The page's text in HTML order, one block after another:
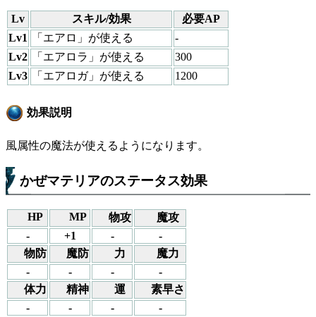
Lv スキル/効果
必要AP
Lv1
「エアロ」が使える
-
Lv2
「エアロラ」が使える
300
Lv3
「エアロガ」が使える 1200
効果説明
風属性の魔法が使えるようになります。
かぜマテリアのステータス効果
HP MP 物攻
魔攻
-
+1 -
-
物防
魔防 力
魔力
-
- -
-
体力
精神 運
素早さ
-
- -
-